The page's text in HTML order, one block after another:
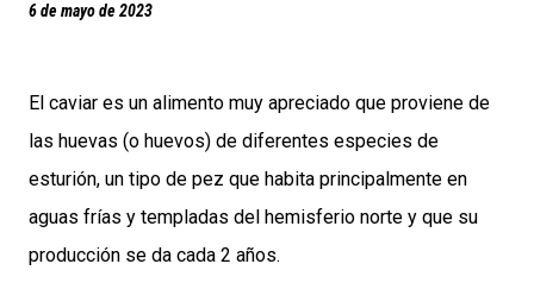
6 de mayo de 2023
El caviar es un alimento muy apreciado que proviene de
las huevas (o huevos) de diferentes especies de
esturión, un tipo de pez que habita principalmente en
aguas frías y templadas del hemisferio norte y que su
producción se da cada 2 años.